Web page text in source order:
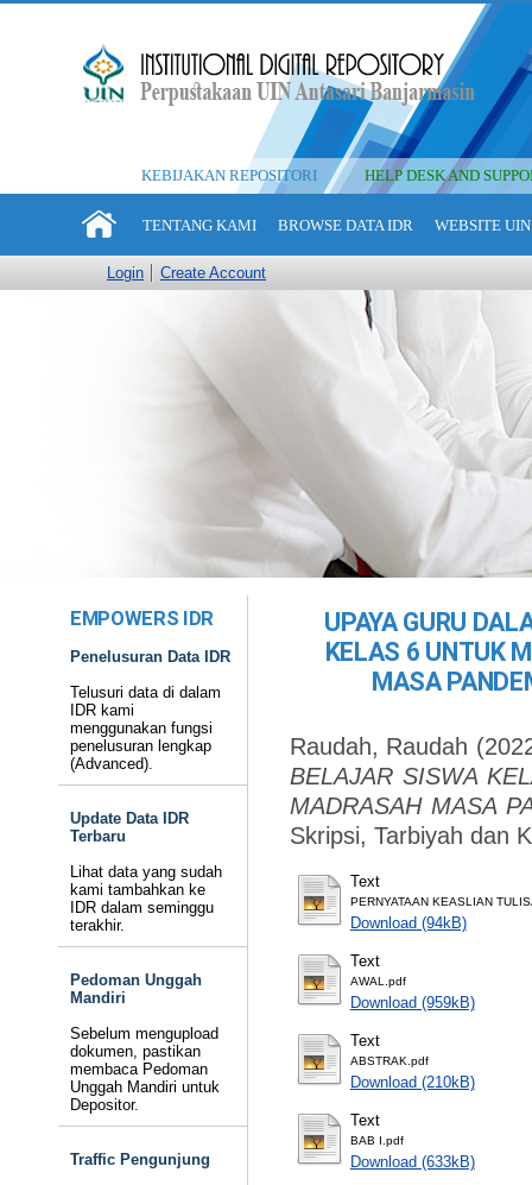
KEBIJAKAN REPOSITORI HELP DESK AND
TENTANG KAMI BROWSE DATA IDR WEBSITE
Login Create Account
EMPOWERS IDR
Penelusuran Data IDR
Telusuri data di dalam
IDR kami
menggunakan fungsi
penelusuran lengkap
(Advanced).
Update Data IDR
Terbaru
Lihat data yang sudah
kami tambahkan ke
IDR dalam seminggu
terakhir.
Pedoman Unggah
Mandiri
Sebelum mengupload
dokumen, pastikan
membaca Pedoman
Unggah Mandiri untuk
Depositor.
Traffic Pengunjung
UPAYA GURU
KELAS 6 UNTUK
MASA
Raudah, Raudah
BELAJAR SISWA
MADRASAH MASA
Skripsi, Tarbiyah dan
Text
PERNYATAAN KEASLIAN
Download (94kB)
Text
AWAL.pdf
Download (959kB)
Text
ABSTRAK.pdf
Download (210kB)
Text
BAB I.pdf
Download (633kB)